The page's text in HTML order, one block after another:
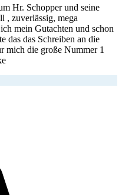
Hr. Schopper und seine
, zuverlässig, mega
mein Gutachten und schon
das das Schreiben an die
mich die große Nummer 1